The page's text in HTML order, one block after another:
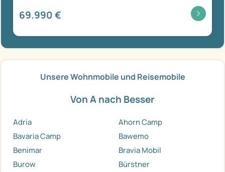
69.990 €
Unsere Wohnmobile und Reisemobile
Von A nach Besser
Adria
Ahorn Camp
Bavaria Camp
Bawemo
Benimar
Bravia Mobil
Burow
Bürstner